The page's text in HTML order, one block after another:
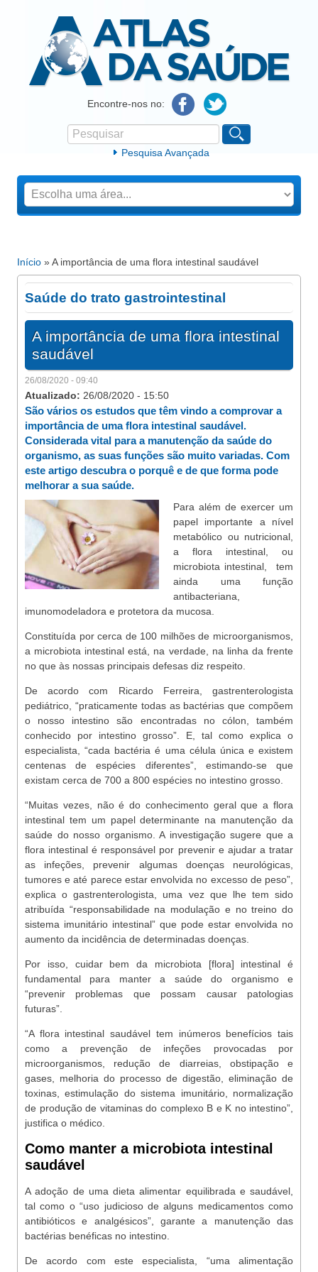
Atlas da SaúdeEncontre-nos no:
Formulário de procura
Pesquisar
Pesquisa Avançada
Está aqui
Início » A importância de uma flora intestinal saudável
Saúde do trato gastrointestinal
A importância de uma flora intestinal
saudável
26/08/2020 - 09:40
Atualizado: 26/08/2020 - 15:50
São vários os estudos que têm vindo a comprovar a
importância de uma flora intestinal saudável.
Considerada vital para a manutenção da saúde do
organismo, as suas funções são muito variadas. Com
este artigo descubra o porquê e de que forma pode
melhorar a sua saúde.
Para além de exercer um
papel importante a nível
metabólico ou nutricional,
a flora intestinal, ou
microbiota intestinal, tem
ainda uma função
antibacteriana,
imunomodeladora e protetora da mucosa.
Constituída por cerca de 100 milhões de microorganismos,
a microbiota intestinal está, na verdade, na linha da frente
no que às nossas principais defesas diz respeito.
De acordo com Ricardo Ferreira, gastrenterologista
pediátrico, “praticamente todas as bactérias que compõem
o nosso intestino são encontradas no cólon, também
conhecido por intestino grosso”. E, tal como explica o
especialista, “cada bactéria é uma célula única e existem
centenas de espécies diferentes”, estimando-se que
existam cerca de 700 a 800 espécies no intestino grosso.
“Muitas vezes, não é do conhecimento geral que a flora
intestinal tem um papel determinante na manutenção da
saúde do nosso organismo. A investigação sugere que a
flora intestinal é responsável por prevenir e ajudar a tratar
as infeções, prevenir algumas doenças neurológicas,
tumores e até parece estar envolvida no excesso de peso”,
explica o gastrenterologista, uma vez que lhe tem sido
atribuída “responsabilidade na modulação e no treino do
sistema imunitário intestinal” que pode estar envolvida no
aumento da incidência de determinadas doenças.
Por isso, cuidar bem da microbiota [flora] intestinal é
fundamental para manter a saúde do organismo e
“prevenir problemas que possam causar patologias
futuras”.
“A flora intestinal saudável tem inúmeros benefícios tais
como a prevenção de infeções provocadas por
microorganismos, redução de diarreias, obstipação e
gases, melhoria do processo de digestão, eliminação de
toxinas, estimulação do sistema imunitário, normalização
de produção de vitaminas do complexo B e K no intestino”,
justifica o médico.
Como manter a microbiota intestinal
saudável
A adoção de uma dieta alimentar equilibrada e saudável,
tal como o “uso judicioso de alguns medicamentos como
antibióticos e analgésicos”, garante a manutenção das
bactérias benéficas no intestino.
De acordo com este especialista, “uma alimentação